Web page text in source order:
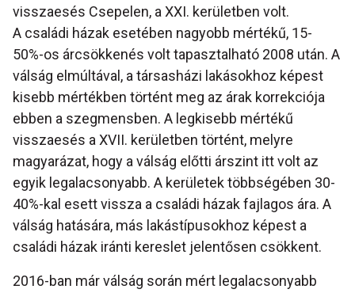
visszaesés Csepelen, a XXI. kerületben volt.
A családi házak esetében nagyobb mértékű, 15-
50%-os árcsökkenés volt tapasztalható 2008 után. A
válság elmúltával, a társasházi lakásokhoz képest
kisebb mértékben történt meg az árak korrekciója
ebben a szegmensben. A legkisebb mértékű
visszaesés a XVII. kerületben történt, melyre
magyarázat, hogy a válság előtti árszint itt volt az
egyik legalacsonyabb. A kerületek többségében 30-
40%-kal esett vissza a családi házak fajlagos ára. A
válság hatására, más lakástípusokhoz képest a
családi házak iránti kereslet jelentősen csökkent.
2016-ban már válság során mért legalacsonyabb